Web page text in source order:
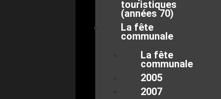
touristiques
(années 70)
La fête
communale
La fête
communale
2005
2007